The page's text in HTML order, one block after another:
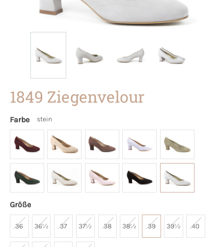
1849 Ziegenvelour
Farbe stein
Größe
36 36½ 37 37½ 38 38½ 39 39½ 40